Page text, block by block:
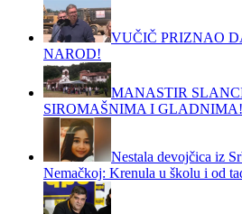
VUČIČ PRIZNAO
NAROD!
MANASTIR
SIROMAŠNIMA I GLADNIMA!
Nestala devojčica iz
Nemačkoj: Krenula u školu i od